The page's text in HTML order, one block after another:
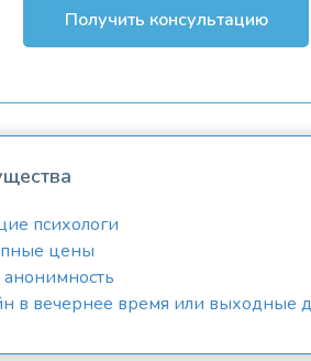
Получить консультацию
психологи
цены
в вечернее время или выходные